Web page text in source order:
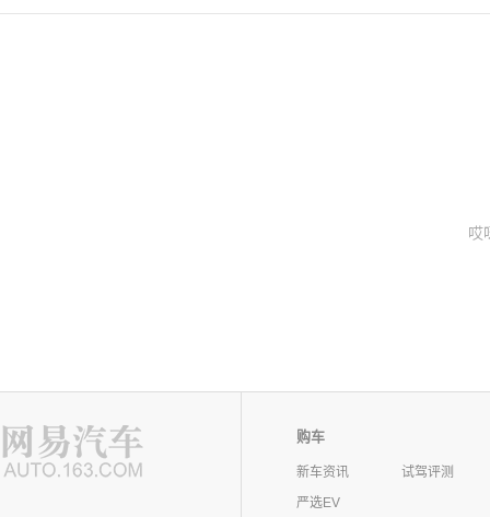
哎
购车
新车资讯
试驾评测
严选EV